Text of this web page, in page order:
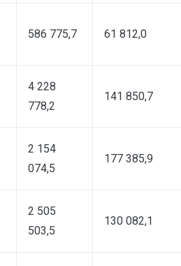
586 775,7 61 812,0
4 228
778,2
141 850,7
2 154
074,5
177 385,9
2 505
503,5
130 082,1